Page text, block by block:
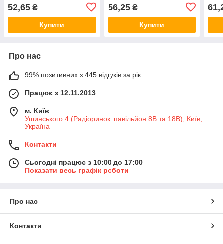
52,65 ₴
Купити
56,25₴
Купити
Про нас
99% позитивних з 445 відгуків за рік
Працює з 12.11.2013
м. Київ
Ушинського 4 (Радіоринок, павільйон 8В та 18В), Київ,
Україна
Контакти
Сьогодні працює з 10:00 до 17:00
Показати весь графік роботи
Про нас
Контакти